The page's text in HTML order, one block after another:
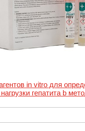
in vitro для
гепатита b